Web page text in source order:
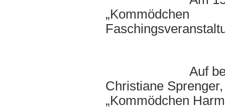
Auf
Christiane
„Kommödchen